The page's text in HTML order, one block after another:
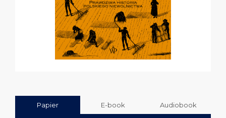
Papier E-book Audiobook